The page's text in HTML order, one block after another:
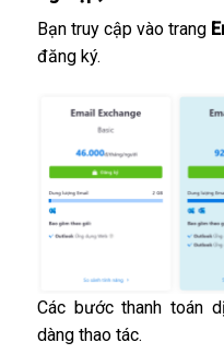
Bạn truy cập vào trang
đăng ký.
Các bước thanh toán
dàng thao tác.